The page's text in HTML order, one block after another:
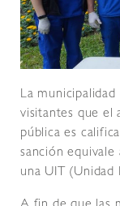
La
visitantes que el
pública es
sanción equivale
una UIT (Unidad